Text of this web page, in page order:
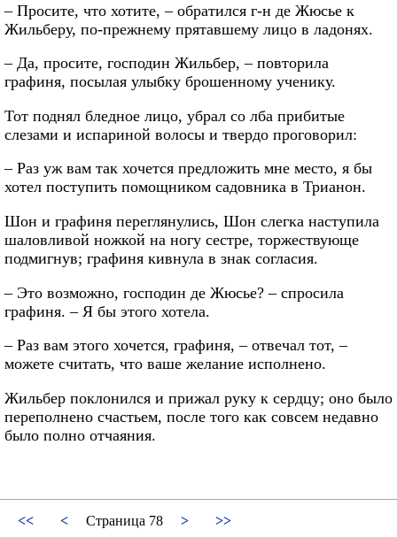
– Просите, что хотите, – обратился г-н де Жюсье к
Жильберу, по-прежнему прятавшему лицо в ладонях.
– Да, просите, господин Жильбер, – повторила
графиня, посылая улыбку брошенному ученику.
Тот поднял бледное лицо, убрал со лба прибитые
слезами и испариной волосы и твердо проговорил:
– Раз уж вам так хочется предложить мне место, я бы
хотел поступить помощником садовника в Трианон.
Шон и графиня переглянулись, Шон слегка наступила
шаловливой ножкой на ногу сестре, торжествующе
подмигнув; графиня кивнула в знак согласия.
– Это возможно, господин де Жюсье? – спросила
графиня. – Я бы этого хотела.
– Раз вам этого хочется, графиня, – отвечал тот, –
можете считать, что ваше желание исполнено.
Жильбер поклонился и прижал руку к сердцу; оно было
переполнено счастьем, после того как совсем недавно
было полно отчаяния.
<< < Страница 78 > >>